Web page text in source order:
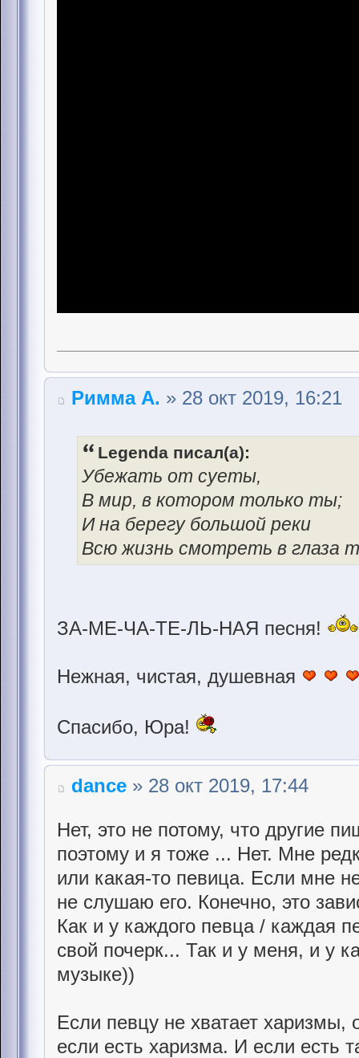
Римма А. » 28 окт 2019, 16:21
Legenda писал(а):
Убежать от суеты,
В мир, в котором только ты;
И на берегу большой реки
Всю жизнь смотреть в глаза
ЗА-МЕ-ЧА-ТЕ-ЛЬ-НАЯ песня!
Нежная, чистая, душевная
Спасибо, Юра!
dance » 28 окт 2019, 17:44
Нет, это не потому, что другие
поэтому и я тоже ... Нет. Мне
или какая-то певица. Если мне
не слушаю его. Конечно, это
Как и у каждого певца / каждая
свой почерк... Так и у меня, и у
музыке))
Если певцу не хватает
если есть харизма. И если есть